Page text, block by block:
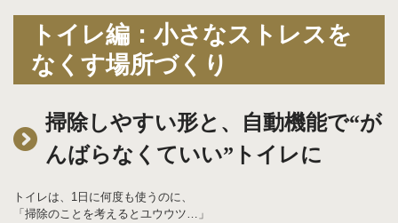
トイレ編：小さなストレスを
なくす場所づくり
掃除しやすい形と、自動機能で“が
んばらなくていい”トイレに
トイレは、1日に何度も使うのに、
「掃除のことを考えるとユウウツ…」